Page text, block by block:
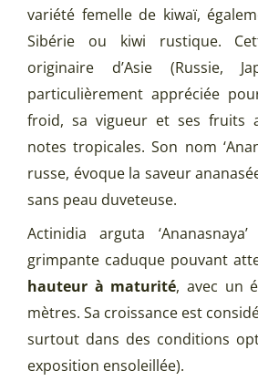
variété femelle de kiwaï,
Sibérie ou kiwi rustique.
originaire d’Asie (Russie,
particulièrement appréciée
froid, sa vigueur et ses fruits
notes tropicales. Son nom
russe, évoque la saveur
sans peau duveteuse.
Actinidia arguta
grimpante caduque pouvant
hauteur à maturité, avec un
mètres. Sa croissance est
surtout dans des conditions
exposition ensoleillée).